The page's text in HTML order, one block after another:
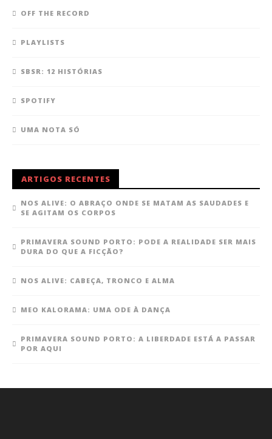
OFF THE RECORD
PLAYLISTS
SBSR: 12 HISTÓRIAS
SPOTIFY
UMA NOTA SÓ
ARTIGOS RECENTES
NOS ALIVE: O ABRAÇO ONDE SE MATAM AS SAUDADES E
SE AGITAM OS CORPOS
PRIMAVERA SOUND PORTO: PODE A REALIDADE SER MAIS
DURA DO QUE A FICÇÃO?
NOS ALIVE: CABEÇA, TRONCO E ALMA
MEO KALORAMA: UMA ODE À DANÇA
PRIMAVERA SOUND PORTO: A LIBERDADE ESTÁ A PASSAR
POR AQUI